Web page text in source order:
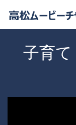
子育